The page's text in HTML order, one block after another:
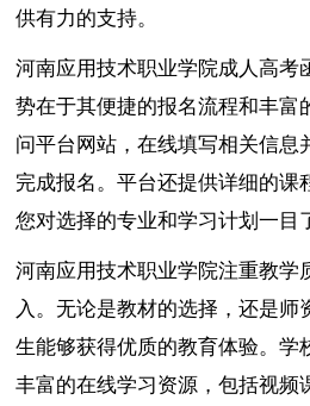
供有力的支持。
河南应用技术职业学院成人高考
势在于其便捷的报名流程和丰富
问平台网站，在线填写相关信息
完成报名。平台还提供详细的课
您对选择的专业和学习计划一目
河南应用技术职业学院注重教学
入。无论是教材的选择，还是师
生能够获得优质的教育体验。学
丰富的在线学习资源，包括视频